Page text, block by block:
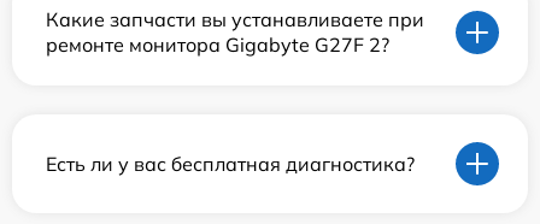
Какие запчасти вы устанавливаете при
ремонте монитора Gigabyte G27F 2?
Есть ли у вас бесплатная диагностика?